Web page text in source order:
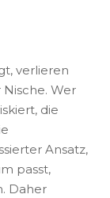
verlieren
Wer
die
Ansatz,
passt,
Daher